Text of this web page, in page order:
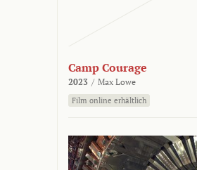
Camp Courage
2023 / Max Lowe
Film online erhältlich